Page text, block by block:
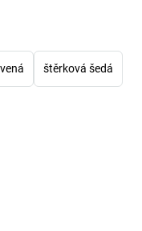
štěrková šedá